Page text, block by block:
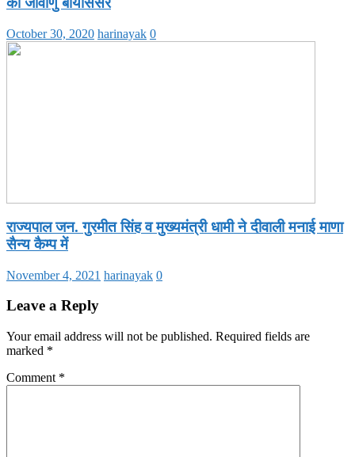
October 30, 2020 harinayak 0
राज्यपाल जन. गुरमीत सिंह व मुख्यमंत्री धामी ने दीवाली मनाई माणा
सैन्य कैम्प में
November 4, 2021 harinayak 0
Leave a Reply
Your email address will not be published. Required fields are
marked *
Comment *